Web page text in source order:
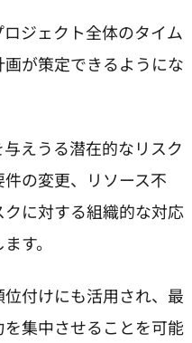
ジェクト全体のタイム
が策定できるようにな
えうる潜在的なリスク
件の変更、リソース不
に対する組織的な対応
す。
付けにも活用され、最
集中させることを可能